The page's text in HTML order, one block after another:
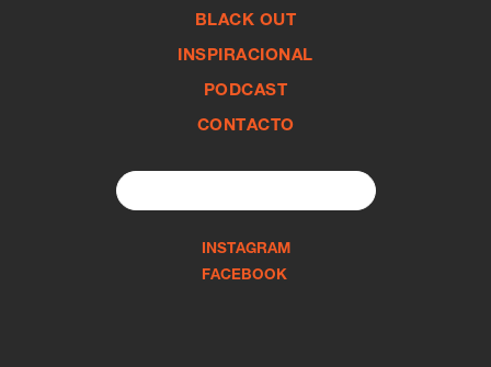
BLACK OUT
INSPIRACIONAL
PODCAST
CONTACTO
for:
INSTAGRAM
FACEBOOK